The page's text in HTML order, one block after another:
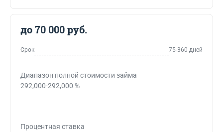
до 70 000 руб.
Срок 75-360 дней
Диапазон полной стоимости займа
292,000-292,000 %
Процентная ставка